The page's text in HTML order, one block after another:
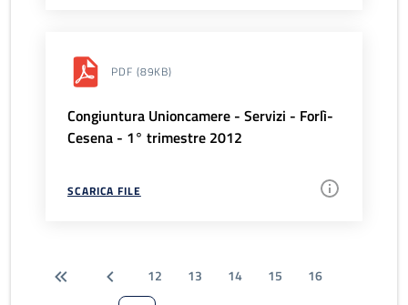
PDF (89KB)
Congiuntura Unioncamere - Servizi - Forlì-
Cesena - 1° trimestre 2012
SCARICA FILE
12 13 14 15
16